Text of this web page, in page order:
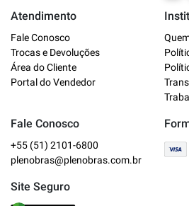
Atendimento
Fale Conosco
Trocas e Devoluções
Área do Cliente
Portal do Vendedor
Fale Conosco
+55 (51) 2101-6800
plenobras@plenobras.com.br
Site Seguro
Online
Bem vindo a Plenobras! Aqui você
encontra toda a linha de materiais
O que você deseja?
Dúvidas técnicas sobre produtos